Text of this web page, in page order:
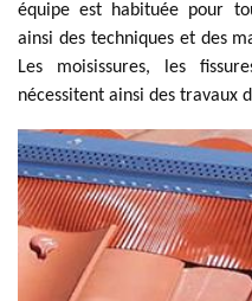
équipe est habituée pour
ainsi des techniques et des
Les moisissures, les
nécessitent ainsi des travaux